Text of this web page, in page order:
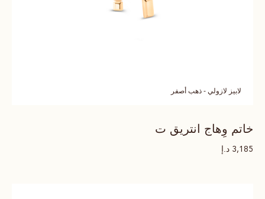
لابيز لازولي - ذهب أصفر
خاتم وِهاج انتريق ت
3,185 د.إ